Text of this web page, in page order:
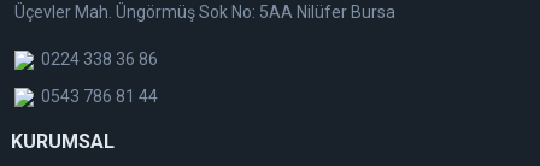
Üçevler Mah. Üngörmüş Sok No: 5AA Nilüfer Bursa
0224 338 36 86
0543 786 81 44
KURUMSAL